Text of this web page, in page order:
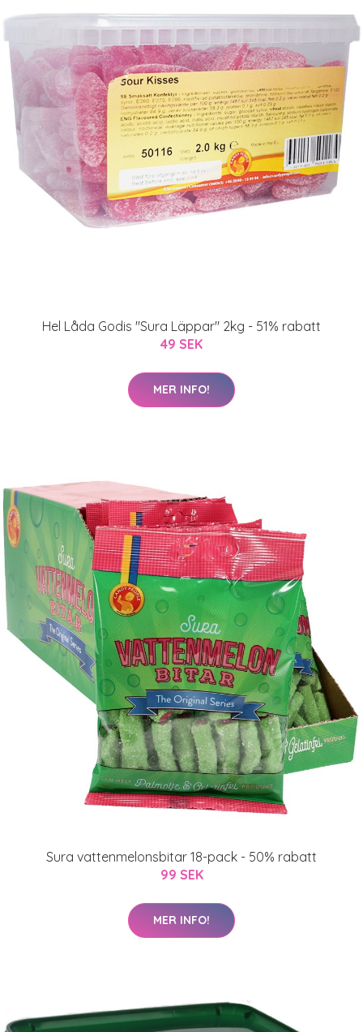
Hel Låda Godis "Sura Läppar" 2kg - 51% rabatt
49 SEK
MER INFO!
Sura vattenmelonsbitar 18-pack - 50% rabatt
99 SEK
MER INFO!